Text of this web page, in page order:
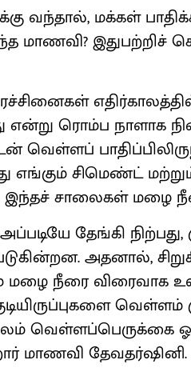
வந்தால், மக்கள்
மாணவி? இதுபற்றிச்
என்று ரொம்ப நாளாக
வெள்ளப்
எங்கும் சிமெண்ட்
இந்தச் சாலைகள் மழை
தேங்கி நிற்பது,
அதனால்,
நீரை விரைவாக
வெள்ளம்
வெள்ளப்பெருக்கை
மாணவி தேவதர்ஷினி.